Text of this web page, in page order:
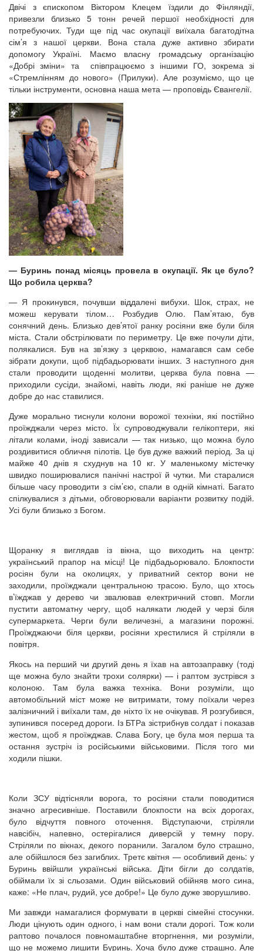
Двічі з єпископом Віктором Клецем їздили до Фінляндії,
привезли близько 5 тонн речей першої необхідності для
потребуючих. Туди ще під час окупації виїхала багатодітна
сім’я з нашої церкви. Вона стала дуже активно збирати
допомогу Україні. Маємо власну громадську організацію
«Добрі зміни» та співпрацюємо з іншими ГО, зокрема зі
«Стремлінням до нового» (Прилуки). Але розуміємо, що це
тільки інструменти, основна наша мета — проповідь Євангелії.
— Буринь понад місяць провела в окупації. Як це було?
Що робила церква?
— Я прокинувся, почувши віддалені вибухи. Шок, страх, не
можеш керувати тілом… Розбудив Олю. Пам’ятаю, був
сонячний день. Близько дев’ятої ранку росіяни вже були біля
міста. Стали обстрілювати по периметру. Це вже почули діти,
полякалися. Був на зв’язку з церквою, намагався сам себе
зібрати докупи, щоб підбадьорювати інших. З наступного дня
стали проводити щоденні молитви, церква була повна —
приходили сусіди, знайомі, навіть люди, які раніше не дуже
добре до нас ставилися.
Дуже морально тиснули колони ворожої техніки, які постійно
проїжджали через місто. Їх супроводжували гелікоптери, які
літали колами, іноді зависали — так низько, що можна було
роздивитися обличчя пілотів. Це був дуже важкий період. За ці
майже 40 днів я схуднув на 10 кг. У маленькому містечку
швидко поширювалися панічні настрої й чутки. Ми старалися
більше часу проводити з сім’єю, спали в одній кімнаті. Багато
спілкувалися з дітьми, обговорювали варіанти розвитку подій.
Усі були близько з Богом.
Щоранку я виглядав із вікна, що виходить на центр:
український прапор на місці! Це підбадьорювало. Блокпости
росіян були на околицях, у приватний сектор вони не
заходили, проїжджали центральною трасою. Було, що хтось
в’їжджав у дерево чи звалював електричний стовп. Могли
пустити автоматну чергу, щоб налякати людей у черзі біля
супермаркета. Черги були величезні, а магазини порожні.
Проїжджаючи біля церкви, росіяни хрестилися й стріляли в
повітря.
Якось на перший чи другий день я їхав на автозаправку (тоді
ще можна було знайти трохи солярки) — і раптом зустрівся з
колоною. Там була важка техніка. Вони розуміли, що
автомобільний міст може не витримати, тому поїхали через
залізничний і виїхали там, де ніхто їх не очікував. Я розгубився,
зупинився посеред дороги. Із БТРа зістрибнув солдат і показав
жестом, щоб я проїжджав. Слава Богу, це була моя перша та
остання зустріч із російськими військовими. Після того ми
ходили пішки.
Коли ЗСУ відтісняли ворога, то росіяни стали поводитися
значно агресивніше. Поставили блокпости на всіх дорогах,
було відчуття повного оточення. Відступаючи, стріляли
навсібіч, напевно, остерігалися диверсій у темну пору.
Стріляли по вікнах, декого поранили. Загалом було страшно,
але обійшлося без загиблих. Третє квітня — особливий день: у
Буринь ввійшли українські війська. Діти бігли до солдатів,
обіймали їх зі сльозами. Один військовий обійняв мого сина,
каже: «Не плач, рудий, усе добре!» Це було дуже зворушливо.
Ми завжди намагалися формувати в церкві сімейні стосунки.
Люди цінують один одного, і нам вони стали дорогі. Тож коли
раптово почалося повномаштабне вторгнення, ми розуміли,
що не можемо лишити Буринь. Хоча було дуже страшно. Але